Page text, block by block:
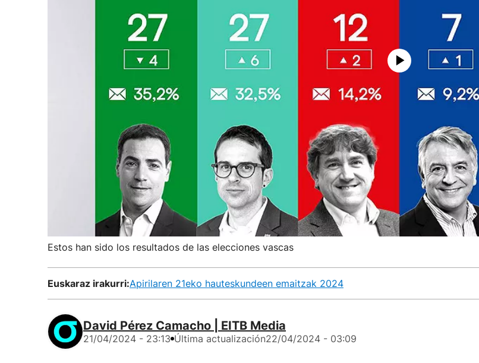
Estos han sido los resultados de las elecciones vascas
Euskaraz irakurri:Apirilaren 21eko hauteskundeen emaitzak 2024
David Pérez Camacho | EITB Media
21/04/2024 - 23:13 Última actualización22/04/2024 - 03:09